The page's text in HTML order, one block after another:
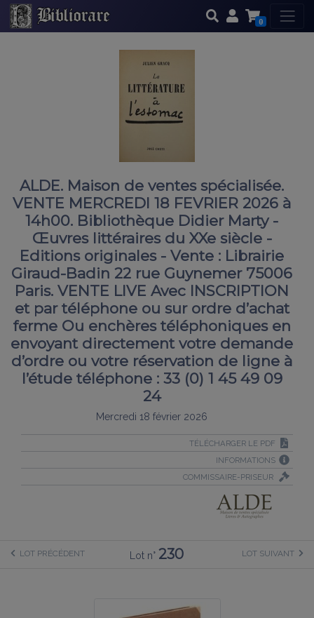
0
ALDE. Maison de ventes spécialisée.
VENTE MERCREDI 18 FEVRIER 2026 à
14h00. Bibliothèque Didier Marty -
Œuvres littéraires du XXe siècle -
Editions originales - Vente : Librairie
Giraud-Badin 22 rue Guynemer 75006
Paris. VENTE LIVE Avec INSCRIPTION
et par téléphone ou sur ordre d’achat
ferme Ou enchères téléphoniques en
envoyant directement votre demande
d’ordre ou votre réservation de ligne à
l’étude téléphone : 33 (0) 1 45 49 09
24
Mercredi 18 février 2026
TÉLÉCHARGER LE PDF
INFORMATIONS
COMMISSAIRE-PRISEUR
LOT PRÉCÉDENT Lot n° 230 LOT SUIVANT